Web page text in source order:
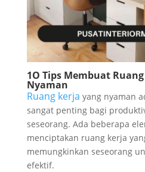
1O Tips Membuat
Nyaman
Ruang kerja yang nyaman
sangat penting bagi
seseorang. Ada beberapa
menciptakan ruang kerja
memungkinkan seseorang
efektif.